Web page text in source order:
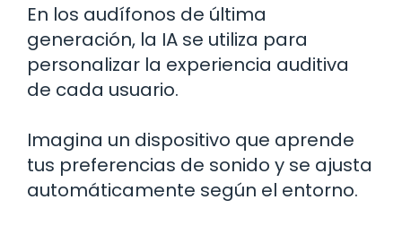
En los audífonos de última
generación, la IA se utiliza para
personalizar la experiencia auditiva
de cada usuario.
Imagina un dispositivo que aprende
tus preferencias de sonido y se ajusta
automáticamente según el entorno.